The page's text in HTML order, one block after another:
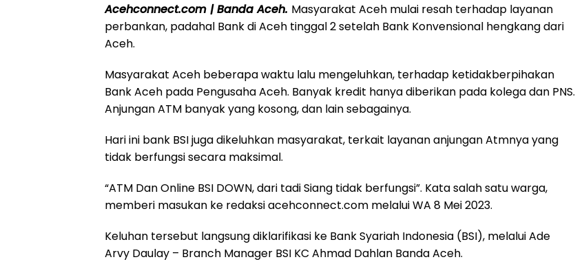
Acehconnect.com | Banda Aceh. Masyarakat Aceh mulai resah terhadap layanan
perbankan, padahal Bank di Aceh tinggal 2 setelah Bank Konvensional hengkang dari
Aceh.
Masyarakat Aceh beberapa waktu lalu mengeluhkan, terhadap ketidakberpihakan
Bank Aceh pada Pengusaha Aceh. Banyak kredit hanya diberikan pada kolega dan PNS.
Anjungan ATM banyak yang kosong, dan lain sebagainya.
Hari ini bank BSI juga dikeluhkan masyarakat, terkait layanan anjungan Atmnya yang
tidak berfungsi secara maksimal.
“ATM Dan Online BSI DOWN, dari tadi Siang tidak berfungsi”. Kata salah satu warga,
memberi masukan ke redaksi acehconnect.com melalui WA 8 Mei 2023.
Keluhan tersebut langsung diklarifikasi ke Bank Syariah Indonesia (BSI), melalui Ade
Arvy Daulay – Branch Manager BSI KC Ahmad Dahlan Banda Aceh.